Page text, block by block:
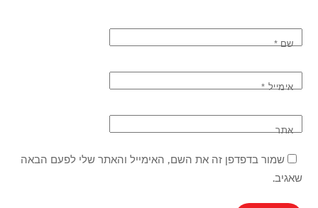
שם*
אימייל*
אתר
שמור בדפדפן זה את השם, האימייל והאתר שלי לפעם הבאה
שאגיב.